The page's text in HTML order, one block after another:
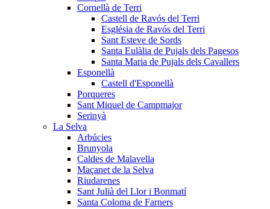
Cornellà de Terri
Castell de Ravós del Terri
Església de Ravós del Terri
Sant Esteve de Sords
Santa Eulàlia de Pujals dels Pagesos
Santa Maria de Pujals dels Cavallers
Esponellà
Castell d'Esponellà
Porqueres
Sant Miquel de Campmajor
Serinyà
La Selva
Arbúcies
Brunyola
Caldes de Malavella
Maçanet de la Selva
Riudarenes
Sant Julià del Llor i Bonmatí
Santa Coloma de Farners